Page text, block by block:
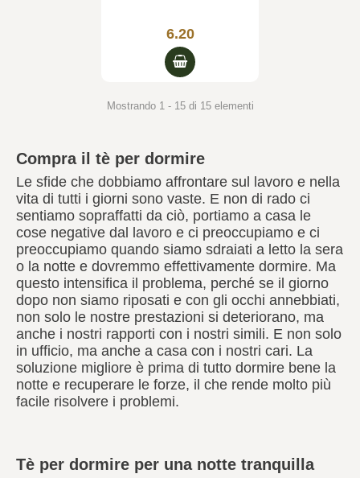
6.20
Mostrando 1 - 15 di 15 elementi
Compra il tè per dormire
Le sfide che dobbiamo affrontare sul lavoro e nella
vita di tutti i giorni sono vaste. E non di rado ci
sentiamo sopraffatti da ciò, portiamo a casa le
cose negative dal lavoro e ci preoccupiamo e ci
preoccupiamo quando siamo sdraiati a letto la sera
o la notte e dovremmo effettivamente dormire. Ma
questo intensifica il problema, perché se il giorno
dopo non siamo riposati e con gli occhi annebbiati,
non solo le nostre prestazioni si deteriorano, ma
anche i nostri rapporti con i nostri simili. E non solo
in ufficio, ma anche a casa con i nostri cari. La
soluzione migliore è prima di tutto dormire bene la
notte e recuperare le forze, il che rende molto più
facile risolvere i problemi.
Tè per dormire per una notte tranquilla